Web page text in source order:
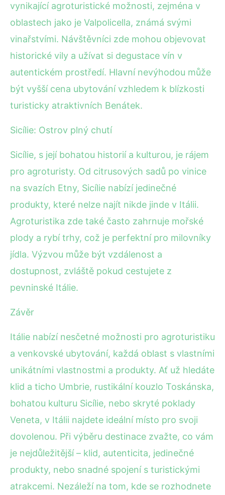
vynikající agroturistické možnosti, zejména v
oblastech jako je Valpolicella, známá svými
vinařstvími. Návštěvníci zde mohou objevovat
historické vily a užívat si degustace vín v
autentickém prostředí. Hlavní nevýhodou může
být vyšší cena ubytování vzhledem k blízkosti
turisticky atraktivních Benátek.
Sicílie: Ostrov plný chutí
Sicílie, s její bohatou historií a kulturou, je rájem
pro agroturisty. Od citrusových sadů po vinice
na svazích Etny, Sicílie nabízí jedinečné
produkty, které nelze najít nikde jinde v Itálii.
Agroturistika zde také často zahrnuje mořské
plody a rybí trhy, což je perfektní pro milovníky
jídla. Výzvou může být vzdálenost a
dostupnost, zvláště pokud cestujete z
pevninské Itálie.
Závěr
Itálie nabízí nesčetné možnosti pro agroturistiku
a venkovské ubytování, každá oblast s vlastními
unikátními vlastnostmi a produkty. Ať už hledáte
klid a ticho Umbrie, rustikální kouzlo Toskánska,
bohatou kulturu Sicílie, nebo skryté poklady
Veneta, v Itálii najdete ideální místo pro svoji
dovolenou. Při výběru destinace zvažte, co vám
je nejdůležitější – klid, autenticita, jedinečné
produkty, nebo snadné spojení s turistickými
atrakcemi. Nezáleží na tom, kde se rozhodnete